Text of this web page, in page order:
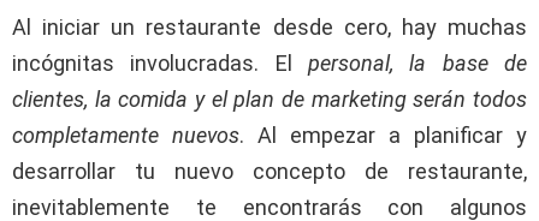
Al iniciar un restaurante desde cero, hay muchas
incógnitas involucradas. El personal, la base de
clientes, la comida y el plan de marketing serán todos
completamente nuevos. Al empezar a planificar y
desarrollar tu nuevo concepto de restaurante,
inevitablemente te encontrarás con algunos